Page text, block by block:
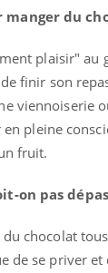
du
plaisir" au
finir son
viennoiserie
pleine
fruit.
on pas
chocolat
se priver et